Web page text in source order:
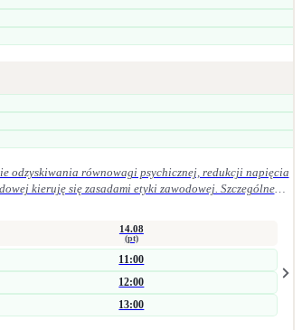
odzyskiwania równowagi psychicznej, redukcji napięcia
14.08
(pt)
11:00
12:00
13:00